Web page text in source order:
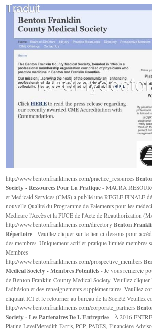
http://www.bentonfranklincms.com/practice_resources
Society - Ressources Pour La Pratique - MACRA
et Medicaid Services (CMS) a publié une RÈGLE FINALE
nouvelle Qualité du Programme de Paiements pour les
Medicare l'Accès et la PUCE de l'Acte de Reauthorization
http://www.bentonfranklincms.com/directoryBenton
Répertoire - Veuillez cliquer sur le lien ci-dessous pour
des membres. Uniquement actif et pratique limitée membres
Membres
http://www.bentonfranklincms.com/prospective_members
Medical Society - Membres Potentiels - Je vous remercie
de Benton Franklin County Medical Society. Veuillez cliquer
l'adhésion et des renseignements supplémentaires. Veuillez
cliquant ICI et le retourner au bureau de la Société.Veuillez
http://www.bentonfranklincms.com/corporate_partners
Society - Les Partenaires De L'Entreprise - À 2016
Platine LevelMeredith Farris, PCP, PADES, Financière